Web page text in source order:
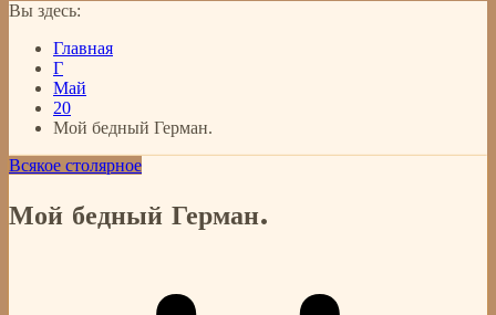
Вы здесь:
Главная
Г
Май
20
Мой бедный Герман.
Всякое столярное
Мой бедный Герман.